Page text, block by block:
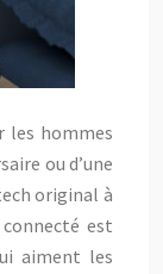
les hommes
ou d’une
original à
est
aiment les